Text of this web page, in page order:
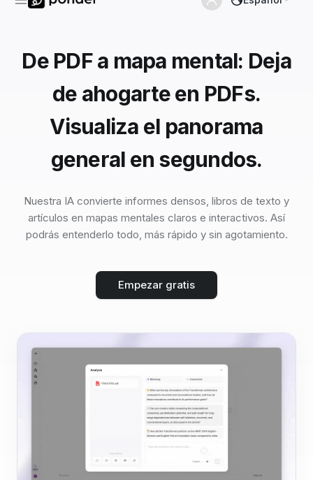
De PDF a mapa mental: Deja
de ahogarte en PDFs.
Visualiza el panorama
general en segundos.
Nuestra IA convierte informes densos, libros de texto y
artículos en mapas mentales claros e interactivos. Así
podrás entenderlo todo, más rápido y sin agotamiento.
Empezar gratis